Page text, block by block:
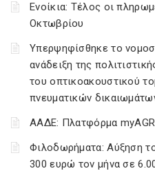
Ενοίκια: Τέλος οι
Οκτωβρίου
Υπερψηφίσθηκε το
ανάδειξη της
του οπτικοακουστικού
πνευματικών
ΑΑΔΕ: Πλατφόρμα
Φιλοδωρήματα: Αύξηση
300 ευρώ τον μήνα σε